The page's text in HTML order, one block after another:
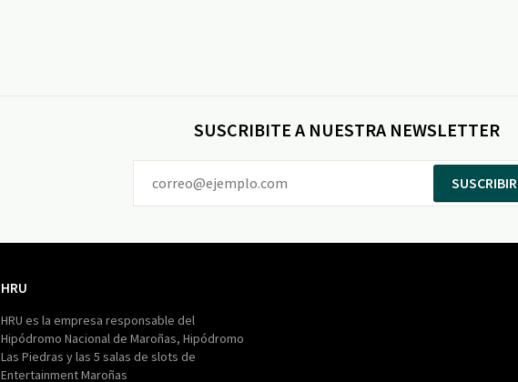
SUSCRIBITE A NUESTRA NEWSLETTER
HRU
HRU es la empresa responsable del
Hipódromo Nacional de Maroñas, Hipódromo
Las Piedras y las 5 salas de slots de
Entertainment Maroñas